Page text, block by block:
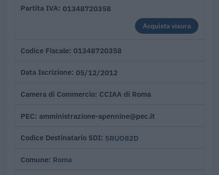
Partita IVA 01348720358
Acquista visura
Codice Fiscale 01348720358
Data Iscrizione 05/12/2012
Camera di Commercio CCIAA di Roma
PEC amministrazione-apennine@pec.it
Codice Destinatario SDI 5RUO82D
Comune Roma